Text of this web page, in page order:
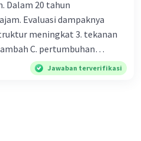
Dalam 20 tahun
Evaluasi dampaknya
meningkat 3. tekanan
C. pertumbuhan
panjang D. tidak
proyeksi penduduk penting
Jawaban terverifikasi